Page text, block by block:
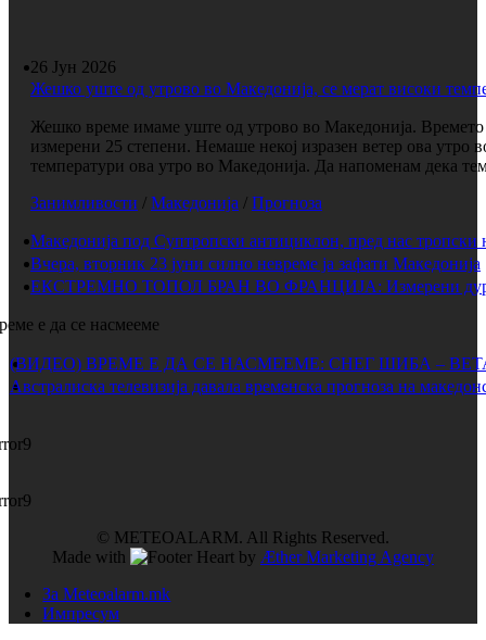
26 Јун 2026
Жешко уште од утрово во Македонија, се мерат високи
Жешко време имаме уште од утрово во Македонија. Времето
измерени 25 степени. Немаше некој изразен ветер ова
температури ова утро во Македонија. Да напоменам дека
Занимливости / Македонија / Прогноза
Македонија под Суптропски антициклон, пред нас тропски
Вчера, вторник 23 јуни силно невреме ја зафати Македонија
ЕКСТРЕМНО ТОПОЛ БРАН ВО ФРАНЦИЈА: Измерени дури
е да се насмееме
(ВИДЕО) ВРЕМЕ Е ДА СЕ НАСМЕЕМЕ: СНЕГ ШИБА –
Австралиска телевизија давала временска прогноза на
© METEOALARM. All Rights Reserved.
Made with
by Æther Marketing Agency
За Meteoalarm.mk
Импресум